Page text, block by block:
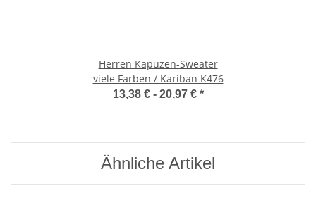
Herren Kapuzen-Sweater
viele Farben / Kariban K476
13,38 € - 20,97 € *
Ähnliche Artikel